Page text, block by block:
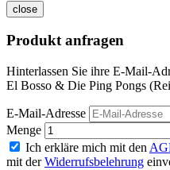
close
Produkt anfragen
Hinterlassen Sie ihre E-Mail-
El Bosso & Die Ping Pongs
E-Mail-Adresse
Menge
Ich erkläre mich mit den
mit derWiderrufsbelehrung